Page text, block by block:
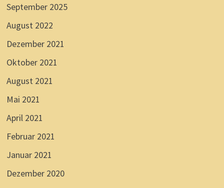
September 2025
August 2022
Dezember 2021
Oktober 2021
August 2021
Mai 2021
April 2021
Februar 2021
Januar 2021
Dezember 2020